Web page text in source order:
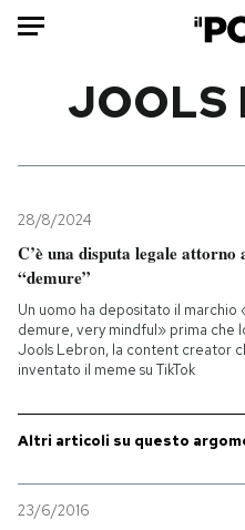
Mondo
Politica
Tecnologia
Internet
Scienza
Cultura
Economia
Sport
JOOLS
28/8/2024
C’è una disputa legale attorno
“demure”
Un uomo ha depositato il marchio
demure, very mindful» prima che
Jools Lebron, la content creator
inventato il meme su TikTok
Altri articoli su questo
23/6/2016